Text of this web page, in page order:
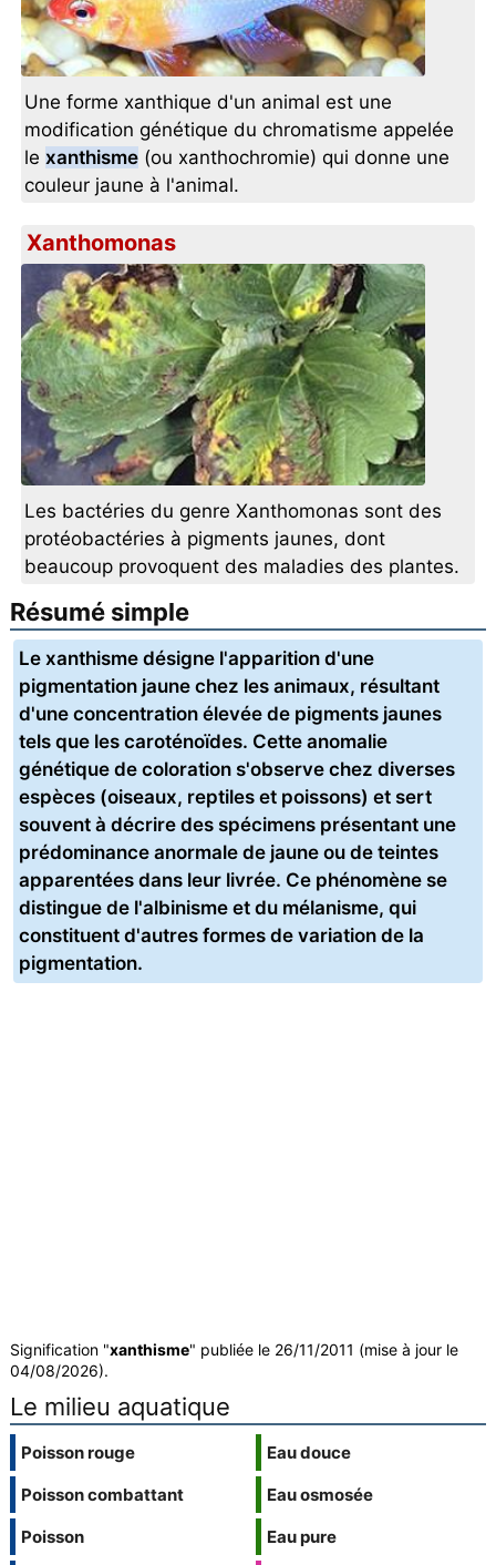
Une forme xanthique d'un animal est une
modification génétique du chromatisme appelée
lexanthisme (ou xanthochromie) qui donne une
couleur jaune à l'animal.
Xanthomonas
Les bactéries du genre Xanthomonas sont des
protéobactéries à pigments jaunes, dont
beaucoup provoquent des maladies des plantes.
Résumé simple
Le xanthisme désigne l'apparition d'une
pigmentation jaune chez les animaux, résultant
d'une concentration élevée de pigments jaunes
tels que les caroténoïdes. Cette anomalie
génétique de coloration s'observe chez diverses
espèces (oiseaux, reptiles et poissons) et sert
souvent à décrire des spécimens présentant une
prédominance anormale de jaune ou de teintes
apparentées dans leur livrée. Ce phénomène se
distingue de l'albinisme et du mélanisme, qui
constituent d'autres formes de variation de la
pigmentation.
Signification "xanthisme" publiée le 26/11/2011 (mise à jour le
04/08/2026).
Le milieu aquatique
Poisson rouge
Poisson combattant
Poisson
Eau douce
Eau osmosée
Eau pure